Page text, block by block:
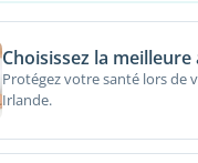
Choisissez la
Protégez votre santé lors de
Irlande.